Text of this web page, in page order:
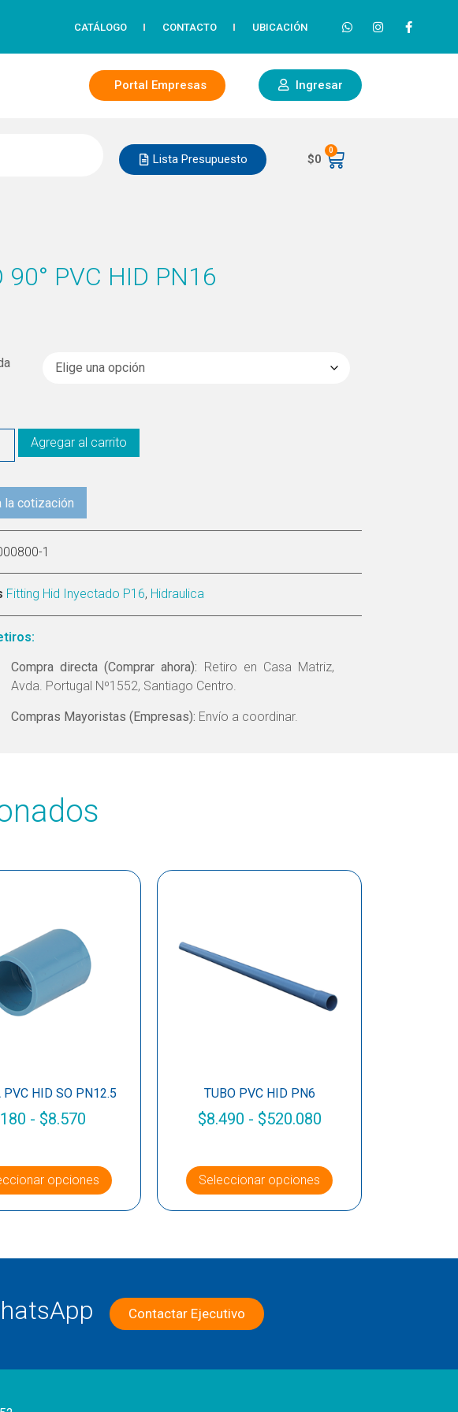
CATÁLOGO CONTACTO UBICACIÓN
Portal Empresas Ingresar
Lista Presupuesto $0
0
90° PVC HID PN16
Agregar al carrito
la cotización
1
Fitting Hid Inyectado P16, Hidraulica
Compra directa (Comprar ahora): Retiro en Casa Matriz,
Avda. Portugal Nº1552, Santiago Centro.
Compras Mayoristas (Empresas): Envío a coordinar.
PVC HID SO PN12.5
180 - $8.570
opciones
TUBO PVC HID PN6
$8.490 - $520.080
Seleccionar opciones
Contactar Ejecutivo